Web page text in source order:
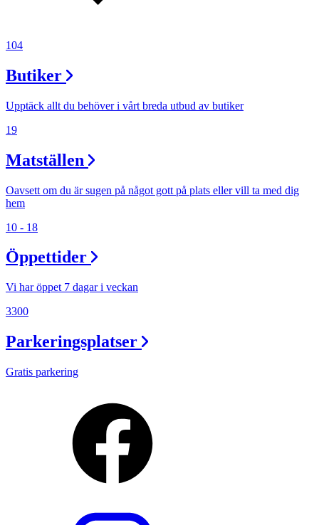
Presentkort
104
Butiker
Upptäck allt du behöver i vårt breda utbud av butiker
19
Matställen
Oavsett om du är sugen på något gott på plats eller vill ta med dig
hem
10 - 18
Öppettider
Vi har öppet 7 dagar i veckan
3300
Parkeringsplatser
Gratis parkering